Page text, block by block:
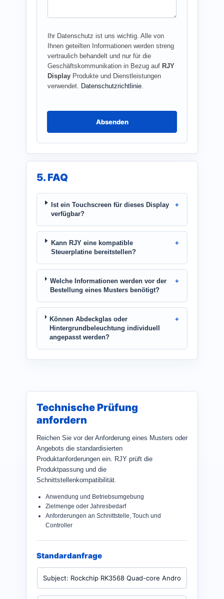
*
Ihr Datenschutz ist uns wichtig. Alle von
Ihnen geteilten Informationen werden streng
vertraulich behandelt und nur für die
Geschäftskommunikation in Bezug auf RJY
Display Produkte und Dienstleistungen
verwendet. Datenschutzrichtlinie.
Absenden
5. FAQ
Ist ein Touchscreen für dieses Display
verfügbar?
Kann RJY eine kompatible
Steuerplatine bereitstellen?
Welche Informationen werden vor der
Bestellung eines Musters benötigt?
Können Abdeckglas oder
Hintergrundbeleuchtung individuell
angepasst werden?
Technische Prüfung
anfordern
Reichen Sie vor der Anforderung eines Musters oder
Angebots die standardisierten
Produktanforderungen ein. RJY prüft die
Produktpassung und die
Schnittstellenkompatibilität.
Anwendung und Betriebsumgebung
Zielmenge oder Jahresbedarf
Anforderungen an Schnittstelle, Touch und
Controller
Standardanfrage
P
o
d